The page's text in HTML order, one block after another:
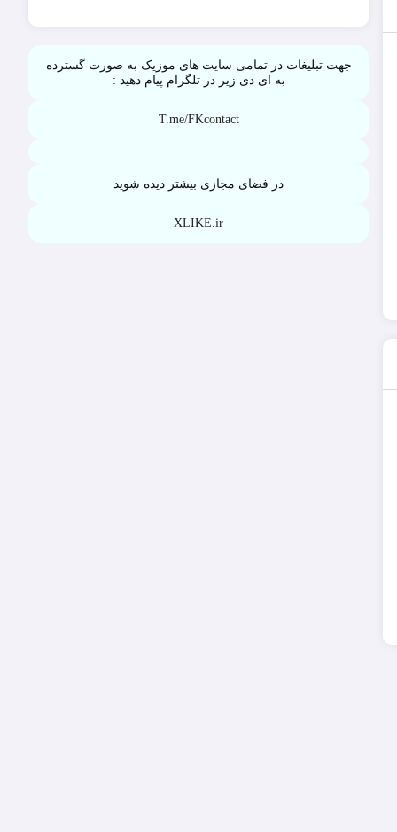
جهت تبلیغات در تمامی سایت های موزیک به صورت گسترده
به ای دی زیر در تلگرام پیام دهید :
T.me/FKcontact
در فضای مجازی بیشتر دیده شوید
XLIKE.ir